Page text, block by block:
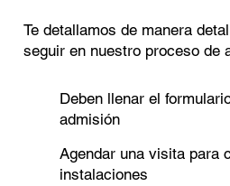
Te detallamos de manera
seguir en nuestro proceso de
Deben llenar el
admisión
Agendar una visita para
instalaciones